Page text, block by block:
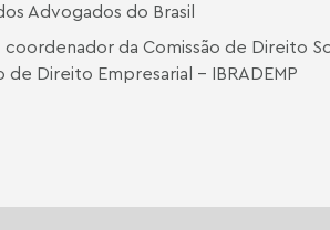
Advogados do Brasil
coordenador da Comissão de Direito
de Direito Empresarial - IBRADEMP